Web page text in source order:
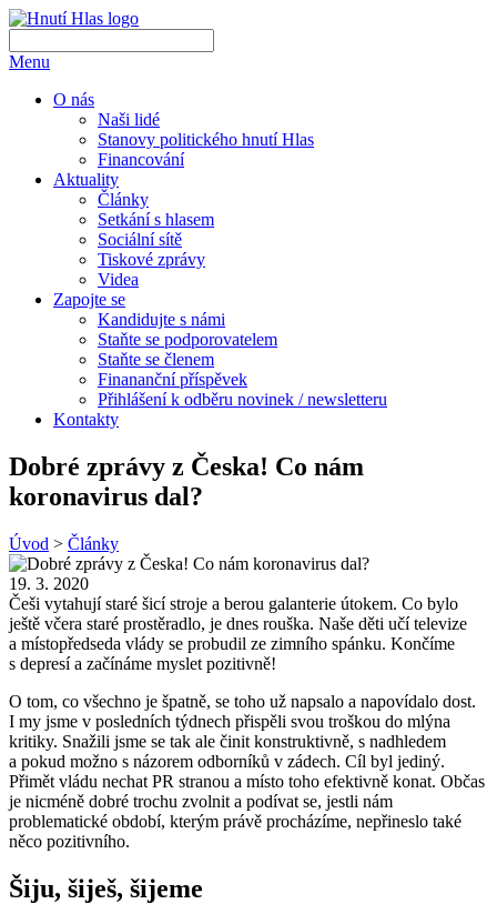
Menu
O nás
Naši lidé
Stanovy politického hnutí Hlas
Financování
Aktuality
Články
Setkání s hlasem
Sociální sítě
Tiskové zprávy
Videa
Zapojte se
Kandidujte s námi
Staňte se podporovatelem
Staňte se členem
Finananční příspěvek
Přihlášení k odběru novinek / newsletteru
Kontakty
Dobré zprávy z Česka! Co nám
koronavirus dal?
Úvod > Články
19. 3. 2020
Češi vytahují staré šicí stroje a berou galanterie útokem. Co bylo
ještě včera staré prostěradlo, je dnes rouška. Naše děti učí televize
a místopředseda vlády se probudil ze zimního spánku. Končíme
s depresí a začínáme myslet pozitivně!
O tom, co všechno je špatně, se toho už napsalo a napovídalo dost.
I my jsme v posledních týdnech přispěli svou troškou do mlýna
kritiky. Snažili jsme se tak ale činit konstruktivně, s nadhledem
a pokud možno s názorem odborníků v zádech. Cíl byl jediný.
Přimět vládu nechat PR stranou a místo toho efektivně konat. Občas
je nicméně dobré trochu zvolnit a podívat se, jestli nám
problematické období, kterým právě procházíme, nepřineslo také
něco pozitivního.
Šiju, šiješ, šijeme